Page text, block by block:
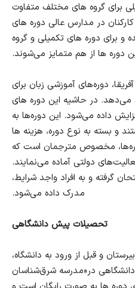
برای گروه های مختلف متفاوت
در مدارس عالی دوره های
برای دوره های تکمیلی و گروه
دوره ها از هم متمایز می‌شوند.
دوره‌های آموزشی زبان برای
می‌دهد. در حاشیه این دوره های
داده می‌شود. این دوره‌ها به
و بسته به نوع دوره، هزینه ها
مخصوص مترجمان است که
دولتی آماده می‌نمایند.
گرفته و به افراد واجد شرایط،
مدرک داده می‌شود.
تحصیلات پیش دانشگاهی
و قبل از ورود به دانشگاه،
در«مدرسه شرق‌شناسان